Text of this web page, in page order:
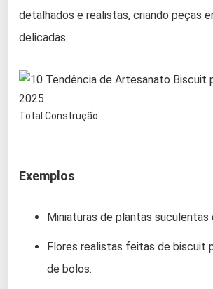
detalhados e realistas, criando peças
delicadas.
Total Construção
Exemplos
Miniaturas de plantas suculentas
Flores realistas feitas de biscuit
de bolos.